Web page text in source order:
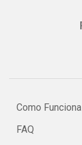
Como Funciona
FAQ